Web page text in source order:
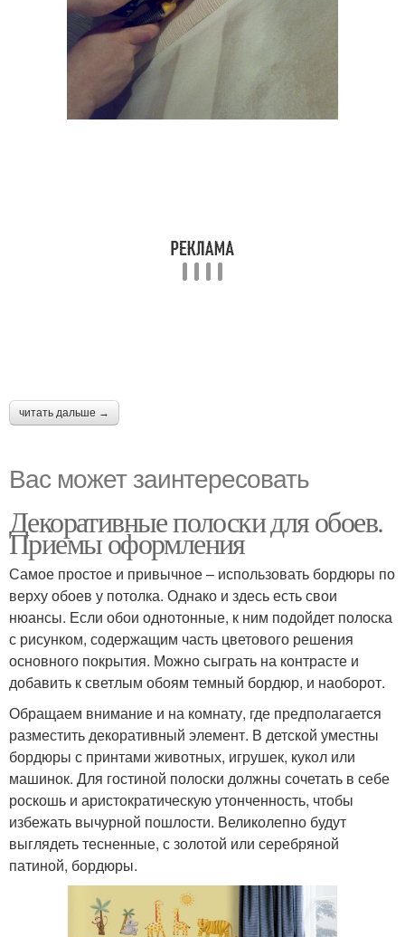
читать дальше →
Вас может заинтересовать
Декоративные полоски для обоев.
Приемы оформления
Самое простое и привычное – использовать бордюры по
верху обоев у потолка. Однако и здесь есть свои
нюансы. Если обои однотонные, к ним подойдет полоска
с рисунком, содержащим часть цветового решения
основного покрытия. Можно сыграть на контрасте и
добавить к светлым обоям темный бордюр, и наоборот.
Обращаем внимание и на комнату, где предполагается
разместить декоративный элемент. В детской уместны
бордюры с принтами животных, игрушек, кукол или
машинок. Для гостиной полоски должны сочетать в себе
роскошь и аристократическую утонченность, чтобы
избежать вычурной пошлости. Великолепно будут
выглядеть тесненные, с золотой или серебряной
патиной, бордюры.